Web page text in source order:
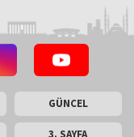
GÜNCEL
3. SAYFA